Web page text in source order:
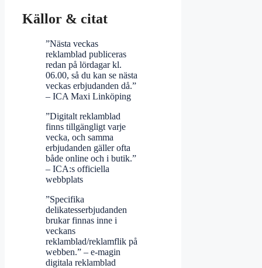
Källor & citat
”Nästa veckas
reklamblad publiceras
redan på lördagar kl.
06.00, så du kan se nästa
veckas erbjudanden då.”
– ICA Maxi Linköping
”Digitalt reklamblad
finns tillgängligt varje
vecka, och samma
erbjudanden gäller ofta
både online och i butik.”
– ICA:s officiella
webbplats
”Specifika
delikatesserbjudanden
brukar finnas inne i
veckans
reklamblad/reklamflik på
webben.” – e-magin
digitala reklamblad